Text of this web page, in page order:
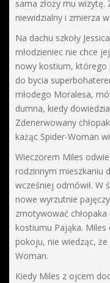
sama złoży mu
niewidzialny i zmierza
Na dachu szkoły
młodzieniec nie chce
nowy kostium, którego
do bycia
młodego Moralesa,
dumna, kiedy
Zdenerwowany
każąc Spider-Woman
Wieczorem Miles
rodzinnym mieszkaniu
wcześniej odmówił. W
nowe wyrzutnie
zmotywować
kostiumu Pająka.
pokoju, nie wiedząc,
Woman.
Kiedy Miles z ojcem